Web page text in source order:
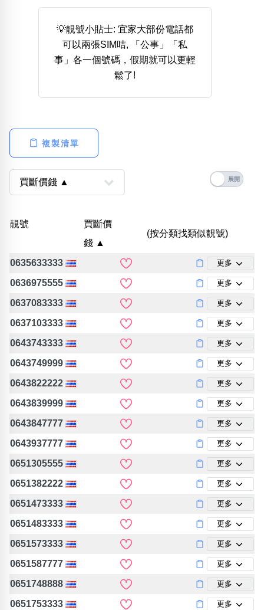
888尾
999尾 777尾 9字頭 6字頭
無4字
全大數字
5萬以上 生天延 全吉星(全號)
清除全部分類
幸運號分類
次數分類
易經六四卦象
清除全部分類
搜尋
💡靚號小貼士: 宜家大部份電話都
可以兩張SIM咭, 「公事」「私
事」各一個號碼，假期就可以更輕
鬆了!
複製清單
靚號
買斷價
錢 ▲
(按分類找類似靚號)
0635633333 更多
0636975555 更多
0637083333 更多
0637103333 更多
0643743333 更多
0643749999 更多
0643822222 更多
0643839999 更多
0643847777 更多
0643937777 更多
0651305555 更多
0651382222 更多
0651473333 更多
0651483333 更多
0651573333 更多
0651587777 更多
0651748888 更多
0651753333 更多